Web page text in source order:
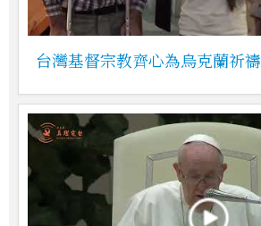
台灣基督宗教齊心為烏克蘭祈禱